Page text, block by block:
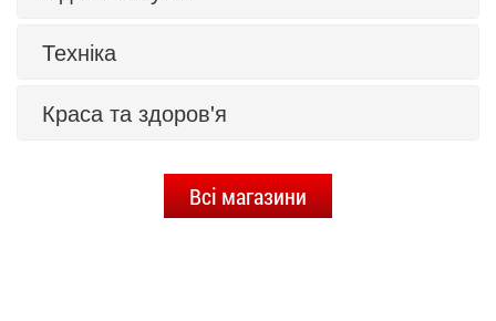
Техніка
Краса та здоров'я
Всі магазини